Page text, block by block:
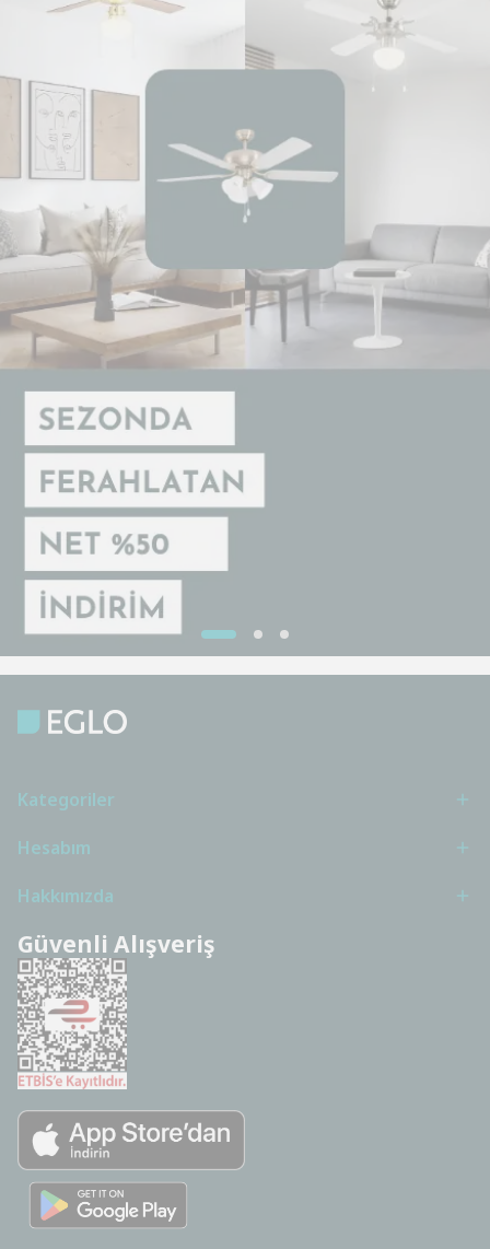
Kategoriler
Hesabım
Hakkımızda
Güvenli Alışveriş